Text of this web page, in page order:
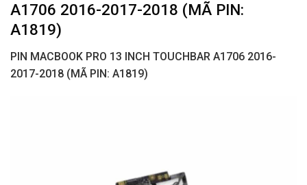
A1706 2016-2017-2018 (MÃ PIN:
A1819)
PIN MACBOOK PRO 13 INCH TOUCHBAR A1706 2016-
2017-2018 (MÃ PIN: A1819)